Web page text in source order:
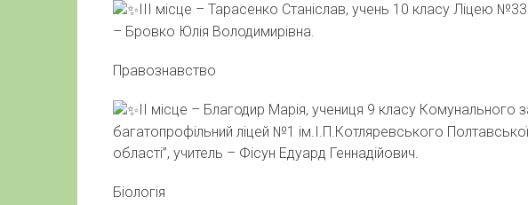
ІІІ місце – Тарасенко Станіслав, учень 10 класу Ліцею
– Бровко Юлія Володимирівна.
Правознавство
ІІ місце – Благодир Марія, учениця 9 класу Комунального
багатопрофільний ліцей №1 ім.І.П.Котляревського
області”, учитель – Фісун Едуард Геннадійович.
Біологія